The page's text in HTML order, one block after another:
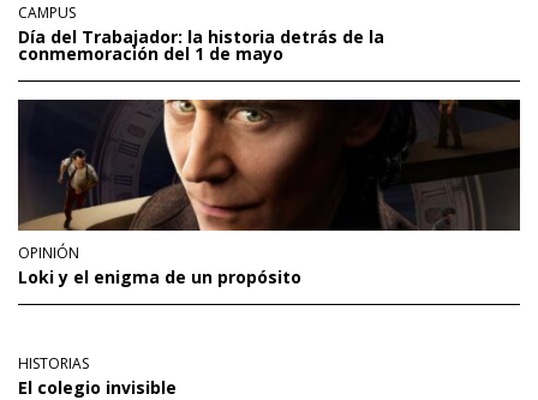
CAMPUS
Día del Trabajador: la historia detrás de la
conmemoración del 1 de mayo
OPINIÓN
Loki y el enigma de un propósito
HISTORIAS
El colegio invisible